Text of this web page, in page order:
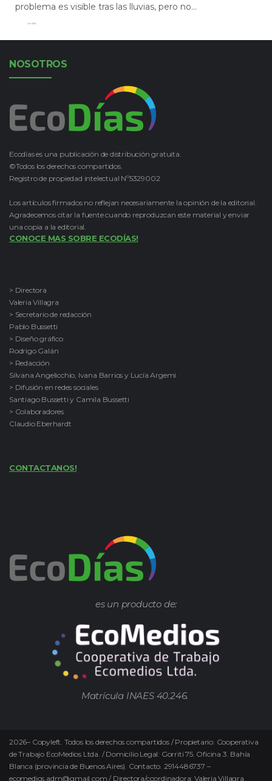
problema es visible tras las lluvias, pero no...
Leer Más
NOSOTROS
Ecodías es una publicación de distribución gratuita.
©Todos los derechos compartidos.
Registro de propiedad intelectual Nº5329002
Los artículos firmados no reflejan necesariamente la opinión de la editorial.
Agradecemos citar la fuente cuando reproduzcan este material y enviar
una copia a la editorial.
CONOCE MAS SOBRE ECODÍAS!
> Directora
Valeria Villagra
> Secretario de redacción
Pablo Bussetti
> Diseño gráfico
Rodrigo Galán
> Redacción
Silvana Angelicchio, Ivana Barrios y Lucía Argemi
> Difusión en redes sociales
Santiago Bussetti y Camila Bussetti
> Colaboradores
Claudio Eberhardt
CONTACTANOS!
es un producto de:
Matrícula INAES 40.246.
2026– Copyleft. Todos los derechos compartidos / Propietario: Cooperativa
de Trabajo EcoMedios Ltda. / Domicilio Legal: Gorriti 75. Oficina 3. Bahía
Blanca (provincia de Buenos Aires). Contacto. 2914486737 –
ecomedios.adm@gmail.com / Directora/coordinadora: Valeria Villagra.